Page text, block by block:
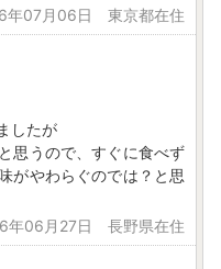
年07月06日 東京都在住
したが
思うので、すぐに食べず
がやわらぐのでは？と思
年06月27日 長野県在住